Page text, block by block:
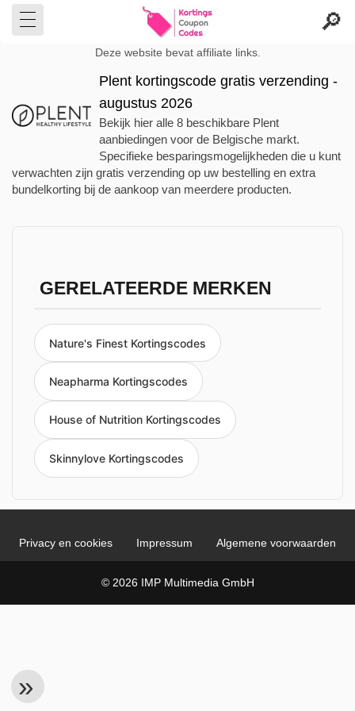
Deze website bevat affiliate links.
Plent kortingscode gratis verzending -
augustus 2026
Bekijk hier alle 8 beschikbare Plent
aanbiedingen voor de Belgische markt.
Specifieke besparingsmogelijkheden die u kunt
verwachten zijn gratis verzending op uw bestelling en extra
bundelkorting bij de aankoop van meerdere producten.
GERELATEERDE MERKEN
Nature's Finest Kortingscodes
Neapharma Kortingscodes
House of Nutrition Kortingscodes
Skinnylove Kortingscodes
Privacy en cookies Impressum Algemene voorwaarden
© 2026 IMP Multimedia GmbH